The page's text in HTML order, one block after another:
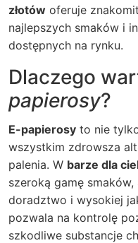
złotów oferuje
najlepszych smaków i
dostępnych na rynku.
Dlaczego
papierosy?
E-papierosy to nie
wszystkim zdrowsza
palenia. W barze dla
szeroką gamę
doradztwo i wysokiej
pozwala na kontrolę
szkodliwe substancje